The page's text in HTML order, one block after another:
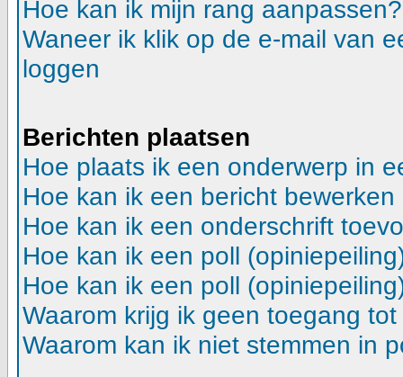
Hoe kan ik mijn rang aanpassen?
Waneer ik klik op de e-mail van
loggen
Berichten plaatsen
Hoe plaats ik een onderwerp in
Hoe kan ik een bericht
Hoe kan ik een onderschrift
Hoe kan ik een poll
Hoe kan ik een poll
Waarom krijg ik geen toegang
Waarom kan ik niet stemmen in